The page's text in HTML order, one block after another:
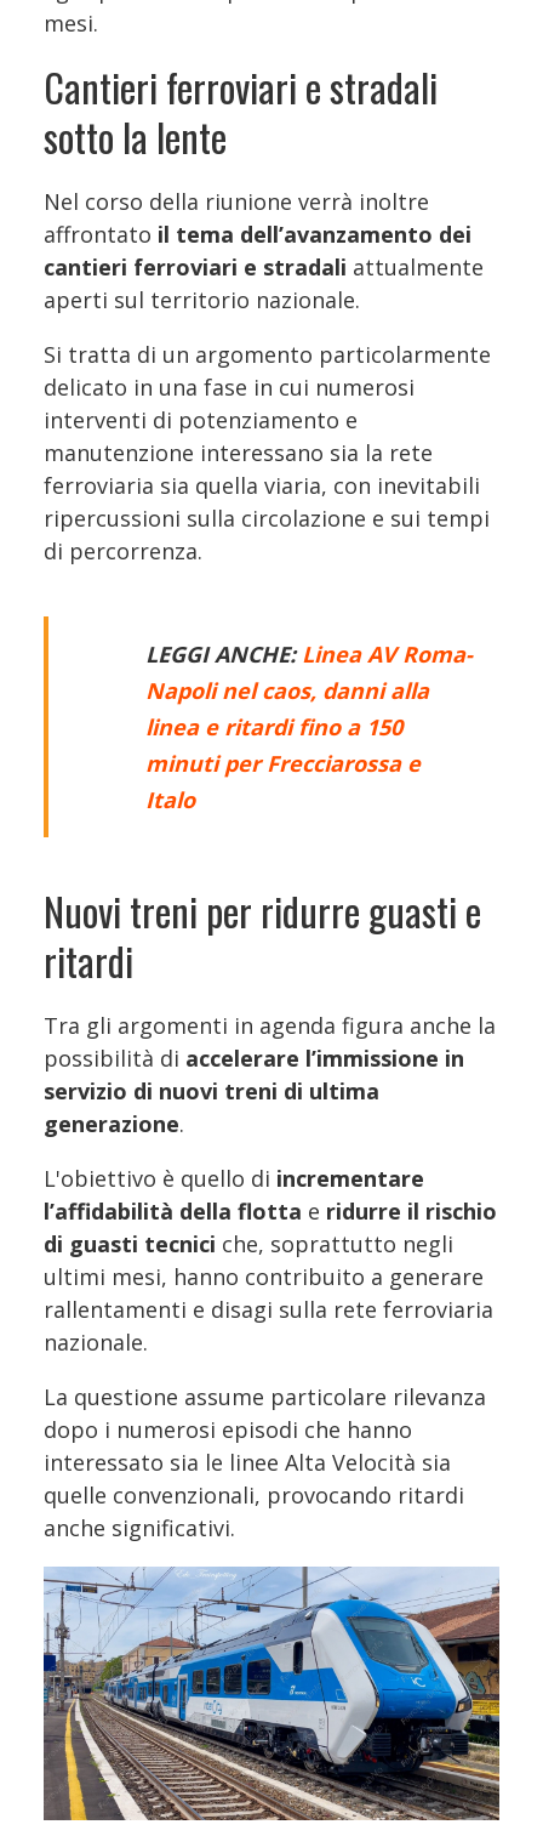
mesi.
Cantieri ferroviari e stradali
sotto la lente
Nel corso della riunione verrà inoltre
affrontato il tema dell’avanzamento dei
cantieri ferroviari e stradali attualmente
aperti sul territorio nazionale.
Si tratta di un argomento particolarmente
delicato in una fase in cui numerosi
interventi di potenziamento e
manutenzione interessano sia la rete
ferroviaria sia quella viaria, con inevitabili
ripercussioni sulla circolazione e sui tempi
di percorrenza.
LEGGI ANCHE:Linea AV Roma-
Napoli nel caos, danni alla
linea e ritardi fino a 150
minuti per Frecciarossa e
Italo
Nuovi treni per ridurre guasti e
ritardi
Tra gli argomenti in agenda figura anche la
possibilità di accelerare l’immissione in
servizio di nuovi treni di ultima
generazione.
L'obiettivo è quello di incrementare
l’affidabilità della flotta e ridurre il rischio
di guasti tecnici che, soprattutto negli
ultimi mesi, hanno contribuito a generare
rallentamenti e disagi sulla rete ferroviaria
nazionale.
La questione assume particolare rilevanza
dopo i numerosi episodi che hanno
interessato sia le linee Alta Velocità sia
quelle convenzionali, provocando ritardi
anche significativi.